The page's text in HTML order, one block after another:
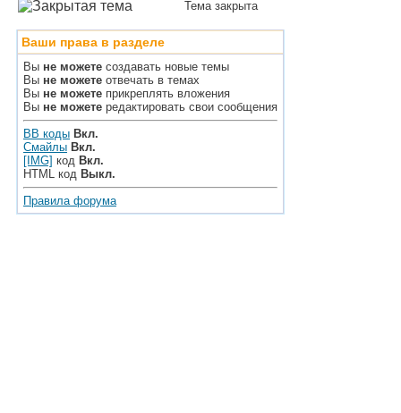
Тема закрыта
Ваши права в разделе
Вы не можете создавать новые темы
Вы не можете отвечать в темах
Вы не можете прикреплять вложения
Вы не можете редактировать свои сообщения
BB коды Вкл.
Смайлы Вкл.
[IMG] код Вкл.
HTML код Выкл.
Правила форума